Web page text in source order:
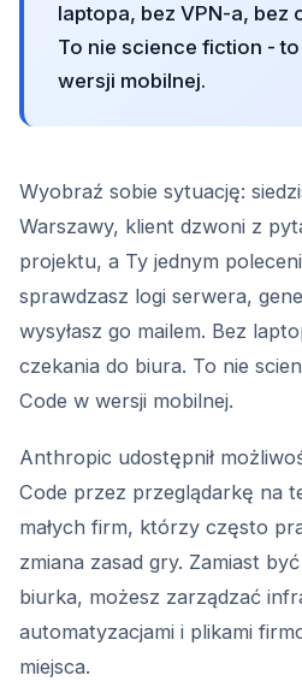
laptopa, bez VPN-a, bez
To nie science fiction -
wersji mobilnej.
Wyobraź sobie sytuację:
Warszawy, klient dzwoni z
projektu, a Ty jednym
sprawdzasz logi serwera,
wysyłasz go mailem. Bez
czekania do biura. To nie
Code w wersji mobilnej.
Anthropic udostępnił
Code przez przeglądarkę na
małych firm, którzy często
zmiana zasad gry. Zamiast
biurka, możesz zarządzać
automatyzacjami i plikami
miejsca.